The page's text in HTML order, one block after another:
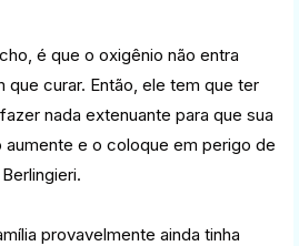
é que o oxigênio não entra
que curar. Então, ele tem que ter
nada extenuante para que sua
e o coloque em perigo de
provavelmente ainda tinha